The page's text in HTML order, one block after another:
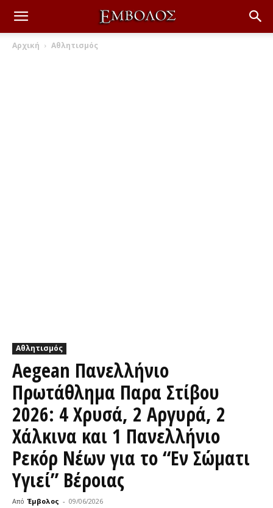
Αρχική Αθλητισμός
Αθλητισμός
Aegean Πανελλήνιο
Πρωτάθλημα Παρα Στίβου
2026: 4 Χρυσά, 2 Αργυρά, 2
Χάλκινα και 1 Πανελλήνιο
Ρεκόρ Νέων για το “Εν Σώματι
Υγιεί” Βέροιας
Από Έμβολος - 09/06/2026